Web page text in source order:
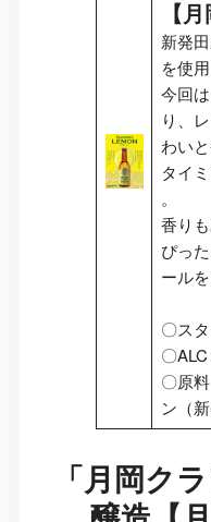
【
新発
を使
今回
り、
わい
タイ
。
香り
ぴっ
ール
〇ス
〇
〇原
ン（
「月岡ク